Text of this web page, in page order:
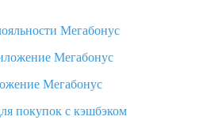
посылка с Алиэкспресс
когда вернут деньги?
как их получить и
Мегабонус
Мегабонус
Мегабонус
покупок с кэшбэком